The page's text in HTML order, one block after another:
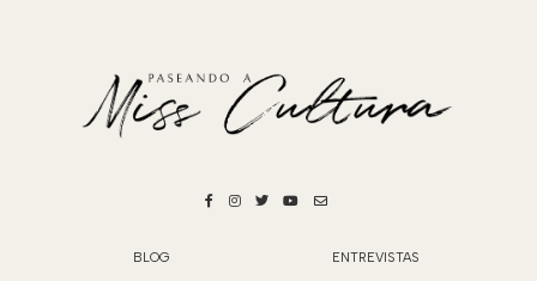
BLOG ENTREVISTAS